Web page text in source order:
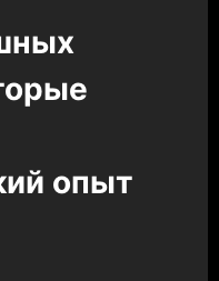
опыт